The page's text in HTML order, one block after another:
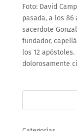
Foto: David
pasada, a los
sacerdote
fundador,
los 12
dolorosamente